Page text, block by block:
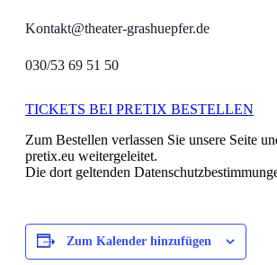
Kontakt@theater-grashuepfer.de
030/53 69 51 50
TICKETS BEI PRETIX BESTELLEN
Zum Bestellen verlassen Sie unsere Seite
pretix.eu weitergeleitet.
Die dort geltenden
Zum Kalender hinzufügen